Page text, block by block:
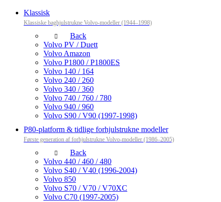
Klassisk
Klassiske baghjulstrukne Volvo-modeller (1944–1998)
Back
Volvo PV / Duett
Volvo Amazon
Volvo P1800 / P1800ES
Volvo 140 / 164
Volvo 240 / 260
Volvo 340 / 360
Volvo 740 / 760 / 780
Volvo 940 / 960
Volvo S90 / V90 (1997-1998)
P80-platform & tidlige forhjulstrukne modeller
Første generation af forhjulstrukne Volvo-modeller (1986–2005)
Back
Volvo 440 / 460 / 480
Volvo S40 / V40 (1996-2004)
Volvo 850
Volvo S70 / V70 / V70XC
Volvo C70 (1997-2005)